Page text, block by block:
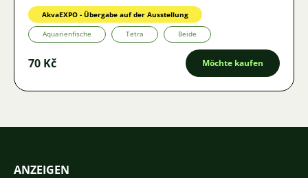
AkvaEXPO - Übergabe auf der Ausstellung
Aquarienfische Tetra Beide
70 Kč Möchte kaufen
ANZEIGEN